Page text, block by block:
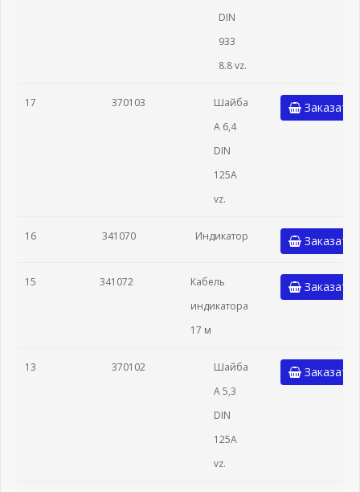
DIN
933
8.8 vz.
17 370103
Шайба
A 6,4
DIN
125A
vz.
Заказать
16 341070 Индикатор Заказать
15 341072
Кабель
индикатора
17 м
Заказать
13 370102
Шайба
A 5,3
DIN
125A
vz.
Заказать